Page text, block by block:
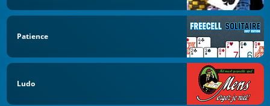
Patience
Ludo